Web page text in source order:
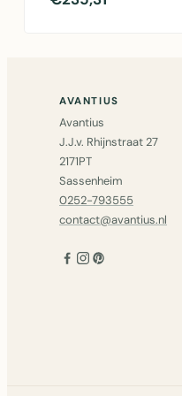
AVANTIUS
Avantius
J.J.v. Rhijnstraat 27
2171PT
Sassenheim
0252-793555
contact@avantius.nl